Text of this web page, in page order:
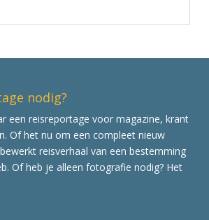
nodig?
een reisreportage voor magazine, krant
Of het nu om een compleet nieuw
reisverhaal van een bestemming
Of heb je alleen fotografie nodig? Het